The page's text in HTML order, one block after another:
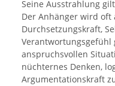
Seine Ausstrahlung
Der Anhänger wird oft
Durchsetzungskraft,
Verantwortungsgefühl
anspruchsvollen
nüchternes Denken,
Argumentationskraft